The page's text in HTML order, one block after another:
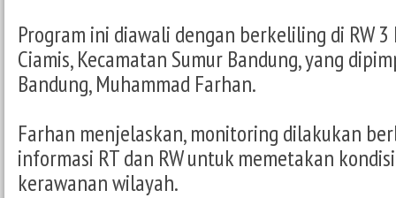
Program ini diawali dengan berkeliling di RW
Ciamis, Kecamatan Sumur Bandung, yang
Bandung, Muhammad Farhan.
Farhan menjelaskan, monitoring dilakukan
informasi RT dan RW untuk memetakan
kerawanan wilayah.